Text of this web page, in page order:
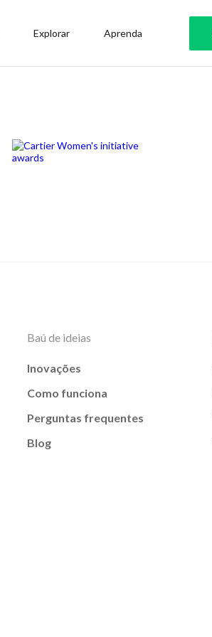
Explorar Aprenda
Baú de ideias
Inovações
Como funciona
Perguntas frequentes
Blog